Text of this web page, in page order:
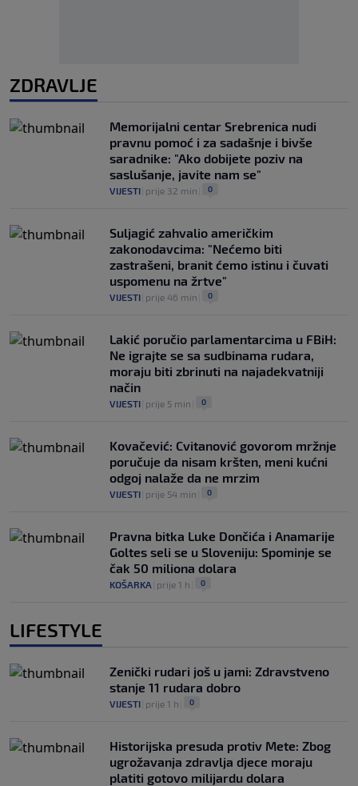
ZDRAVLJE
Memorijalni centar Srebrenica nudi
pravnu pomoć i za sadašnje i bivše
saradnike: "Ako dobijete poziv na
saslušanje, javite nam se"
VIJESTI prije 32 min 0
Suljagić zahvalio američkim
zakonodavcima: "Nećemo biti
zastrašeni, branit ćemo istinu i čuvati
uspomenu na žrtve"
VIJESTI prije 46 min 0
Lakić poručio parlamentarcima u FBiH:
Ne igrajte se sa sudbinama rudara,
moraju biti zbrinuti na najadekvatniji
način
VIJESTI prije 5 min 0
Kovačević: Cvitanović govorom mržnje
poručuje da nisam kršten, meni kućni
odgoj nalaže da ne mrzim
VIJESTI prije 54 min 0
Pravna bitka Luke Dončića i Anamarije
Goltes seli se u Sloveniju: Spominje se
čak 50 miliona dolara
KOŠARKA prije 1 h 0
LIFESTYLE
Zenički rudari još u jami: Zdravstveno
stanje 11 rudara dobro
VIJESTI prije 1 h 0
Historijska presuda protiv Mete: Zbog
ugrožavanja zdravlja djece moraju
platiti gotovo milijardu dolara